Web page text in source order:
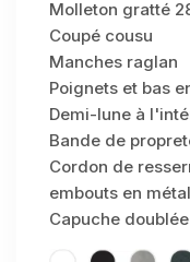
Molleton gratté
Coupé cousu
Manches raglan
Poignets et bas
Demi-lune à
Bande de
Cordon de
embouts en métal
Capuche